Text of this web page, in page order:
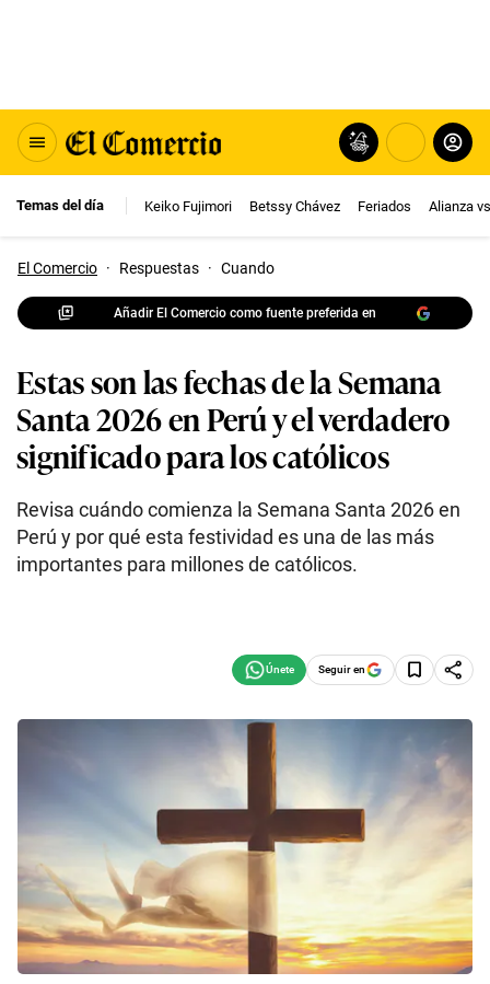
Temas del día Keiko Fujimori Betssy Chávez Feriados Alianza
El Comercio · Respuestas · Cuando
Añadir El Comercio como fuente preferida en
Estas son las fechas de la Semana
Santa 2026 en Perú y el verdadero
significado para los católicos
Revisa cuándo comienza la Semana Santa 2026 en
Perú y por qué esta festividad es una de las más
importantes para millones de católicos.
Seguir en